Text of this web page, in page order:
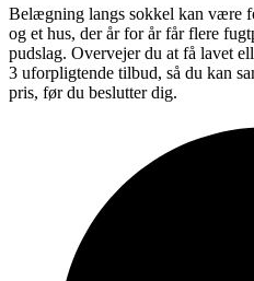
Belægning langs sokkel kan være
og et hus, der år for år får flere
pudslag. Overvejer du at få lavet
3 uforpligtende tilbud, så du kan
pris, før du beslutter dig.